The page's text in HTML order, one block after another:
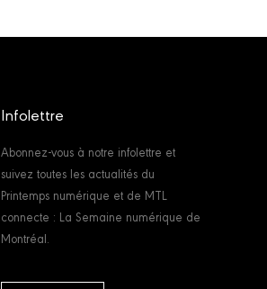
Infolettre
Abonnez-vous à notre infolettre et
suivez toutes les actualités du
Printemps numérique et de MTL
connecte : La Semaine numérique de
Montréal.